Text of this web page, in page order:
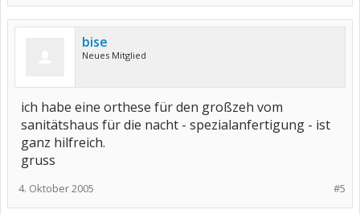
bise
Neues Mitglied
ich habe eine orthese für den großzeh vom
sanitätshaus für die nacht - spezialanfertigung - ist
ganz hilfreich.
gruss
#5
4. Oktober 2005